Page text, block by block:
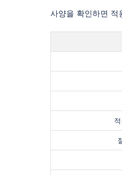
사양을 확인하면 적